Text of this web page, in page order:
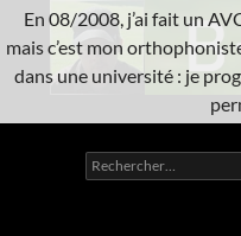
Aller
au
contenu
L'A.V.C.
Informatique système
Rechercher :
En 08/2008, j’ai fait un
mais c’est mon
dans une université : je